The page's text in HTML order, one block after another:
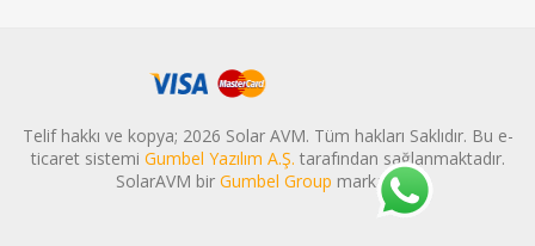
Telif hakkı ve kopya; 2026 Solar AVM. Tüm hakları Saklıdır. Bu e-
ticaret sistemi Gumbel Yazılım A.Ş. tarafından sağlanmaktadır.
SolarAVM bir Gumbel Group markasıdır.